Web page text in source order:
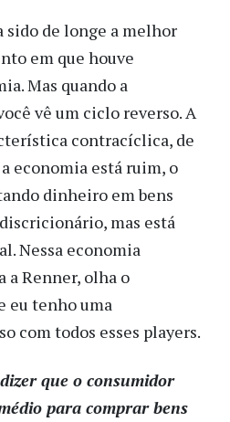
de longe a melhor
em que houve
Mas quando a
vê um ciclo reverso. A
contracíclica, de
economia está ruim, o
dinheiro em bens
mas está
Nessa economia
a Renner, olha o
eu tenho uma
com todos esses players.
que o consumidor
para comprar bens